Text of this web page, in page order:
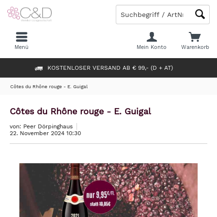
KOSTENLOSER VERSAND AB € 99,- (D + AT)
Warenkorb
Mein Konto
Menü
Côtes du Rhône rouge - E. Guigal
Côtes du Rhône rouge - E. Guigal
von: Peer Dörpinghaus
22. November 2024 10:30